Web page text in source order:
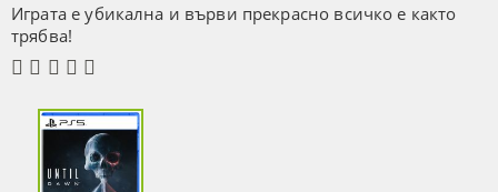
Играта е убикална и върви прекрасно всичко е както
трябва!